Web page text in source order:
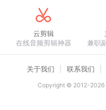
云剪辑
在线音频剪辑神器
兼职
关于我们 联系我们
Copyright © 2012-2026